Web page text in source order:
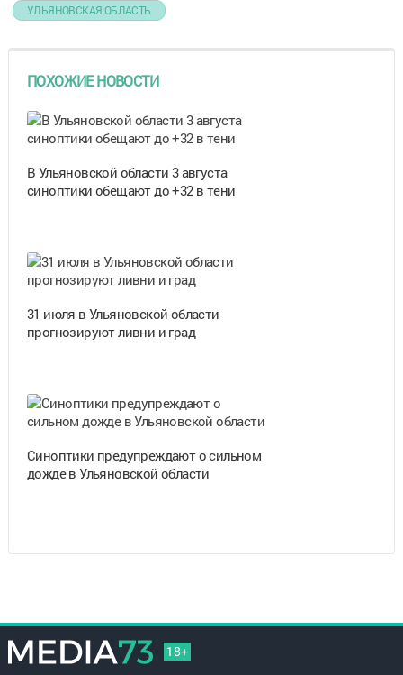
УЛЬЯНОВСКАЯ ОБЛАСТЬ
ПОХОЖИЕ НОВОСТИ
В Ульяновской области 3 августа
синоптики обещают до +32 в тени
31 июля в Ульяновской области
прогнозируют ливни и град
Синоптики предупреждают о сильном
дожде в Ульяновской области
18+